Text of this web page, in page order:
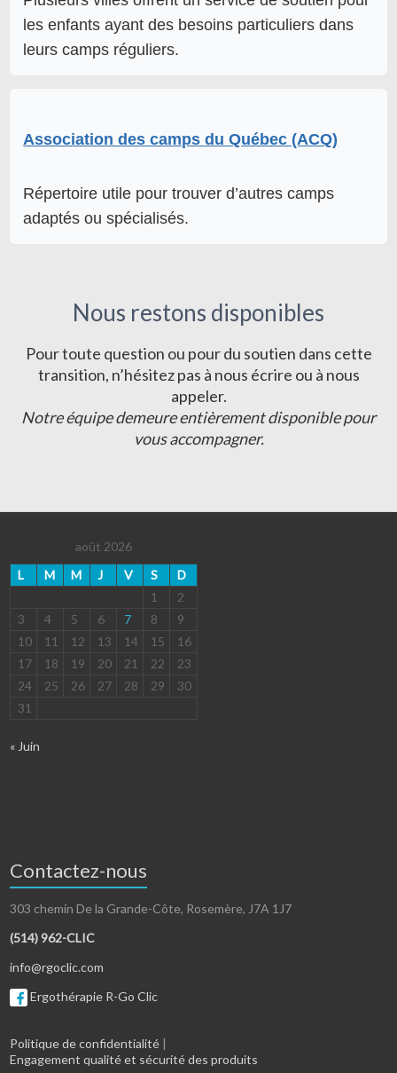
les enfants ayant des besoins particuliers dans
leurs camps réguliers.
Association des camps du Québec (ACQ)
Répertoire utile pour trouver d’autres camps
adaptés ou spécialisés.
Nous restons disponibles
Pour toute question ou pour du soutien dans cette
transition, n’hésitez pas à nous écrire ou à nous
appeler.
Notre équipe demeure entièrement disponible pour
vous accompagner.
août 2026
L
M M J V S
D
1
2
3
4 5 6 7 8
9
10
11 12 13 14 15
16
17
18 19 20 21 22
23
24
25 26 27 28 29
30
31
« Juin
Contactez-nous
303 chemin De la Grande-Côte, Rosemère, J7A 1J7
(514) 962-CLIC
info@rgoclic.com
Ergothérapie R-Go Clic
Politique de confidentialité |
Engagement qualité et sécurité des produits